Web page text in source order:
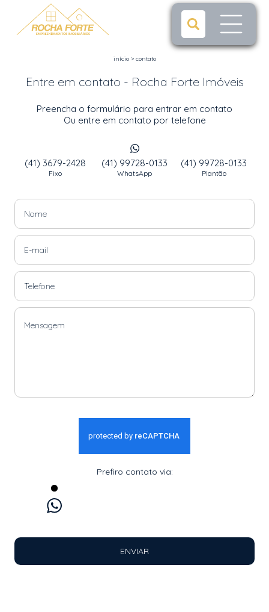
início> contato
Entre em contato - Rocha Forte Imóveis
Preencha o formulário para entrar em contato
Ou entre em contato por telefone
(41) 3679-2428
Fixo
(41) 99728-0133
WhatsApp
(41) 99728-0133
Plantão
Prefiro contato via:
ENVIAR